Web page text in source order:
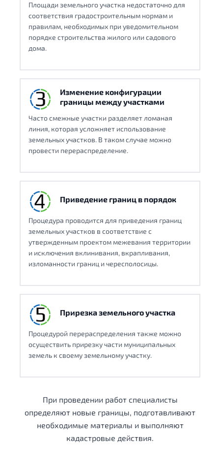
Площади земельного участка недостаточно для
соответствия градостроительным нормам и
правилам, необходимых при уведомительном
порядке строительства жилого или садового
дома.
Изменение конфигурации
границы между участками
Часто смежные участки разделяет ломаная
линия, которая усложняет использование
земельных участков. В таком случае можно
провести перераспределение.
Приведение границ в порядок
Процедура проводится для приведения границ
земельных участков в соответствие с
утвержденным проектом межевания территории
и исключения вклинивания, вкрапливания,
изломанности границ и чересполосицы.
Прирезка земельного участка
Процедурой перераспределения также можно
осуществить прирезку части муниципальных
земель к своему земельному участку.
При проведении работ специалисты
определяют новые границы, подготавливают
необходимые материалы и выполняют
кадастровые действия.